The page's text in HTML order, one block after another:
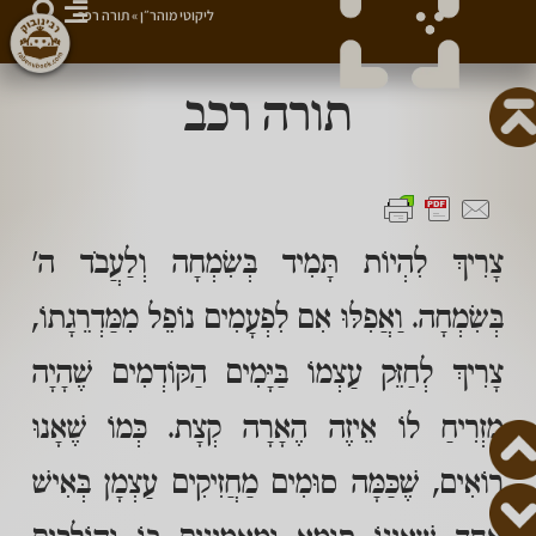
תורה רכב
צָרִיךְ לִהְיוֹת תָּמִיד בְּשִׂמְחָה וְלַעֲבֹד ה'
בְּשִׂמְחָה. וַאֲפִלּוּ אִם לִפְעָמִים נוֹפֵל מִמַּדְרֵגָתוֹ,
צָרִיךְ לְחַזֵּק עַצְמוֹ בַּיָּמִים הַקּוֹדְמִים שֶׁהָיָה
מַזְרִיחַ לוֹ אֵיזֶה הֶאָרָה קְצָת. כְּמוֹ שֶׁאָנוּ
רוֹאִים, שֶׁכַּמָּה סוּמִים מַחֲזִיקִים עַצְמָן בְּאִישׁ
ליקוטי מוהר״ן»תורה רכב